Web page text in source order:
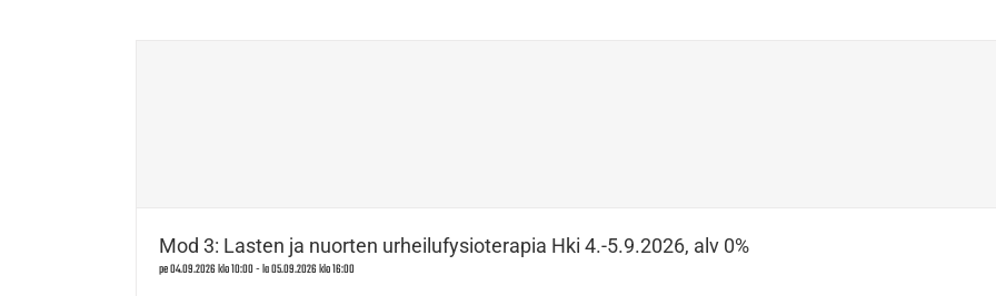
Mod 3: Lasten ja nuorten urheilufysioterapia Hki 4.-5.9.2026, alv 0%
pe 04.09.2026 klo 10:00-la 05.09.2026 klo 16:00